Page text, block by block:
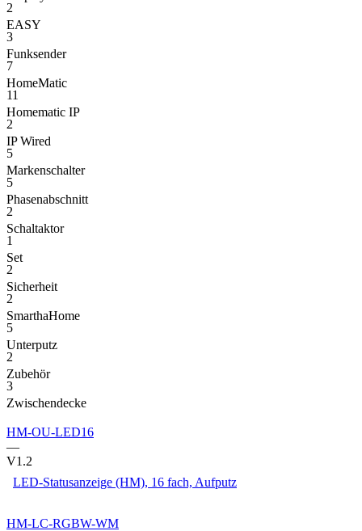
2
EASY
3
Funksender
7
HomeMatic
11
Homematic IP
2
IP Wired
5
Markenschalter
5
Phasenabschnitt
2
Schaltaktor
1
Set
2
Sicherheit
2
SmarthaHome
5
Unterputz
2
Zubehör
3
Zwischendecke
HM-OU-LED16
—
V1.2
LED-Statusanzeige (HM), 16 fach, Aufputz
HM-LC-RGBW-WM